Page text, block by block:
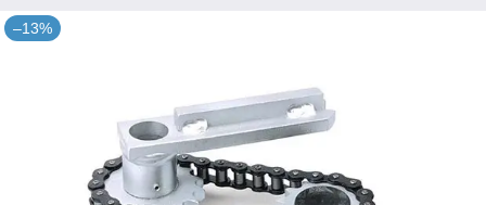
–13%